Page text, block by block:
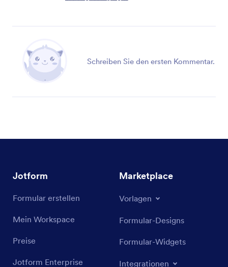
Schreiben Sie den ersten Kommentar.
Jotform
Formular erstellen
Mein Workspace
Preise
Jotform Enterprise
Marketplace
Vorlagen
Formular-Designs
Formular-Widgets
Integrationen